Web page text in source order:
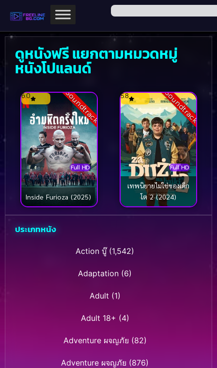
ดูหนังฟรี แยกตามหมวดหมู่
หนังโปแลนด์
Soundtrack
Full HD
6.0
Inside Furioza (2025)
Soundtrack
Full HD
5.8
เทพนิยายไม่ใช่ของเด็ก
โต 2 (2024)
ประเภทหนัง
Action บู๊(1,542)
Adaptation (6)
Adult (1)
Adult 18+ (4)
Adventure ผจญภัย (82)
Adventure ผจญภัย (876)